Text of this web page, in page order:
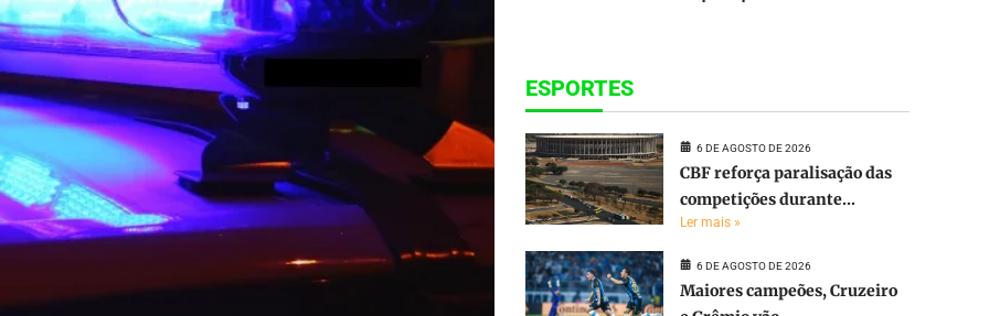
ESPORTES
6 DE AGOSTO DE 2026
CBF reforça paralisação das
competições durante...
Ler mais »
6 DE AGOSTO DE 2026
Maiores campeões, Cruzeiro